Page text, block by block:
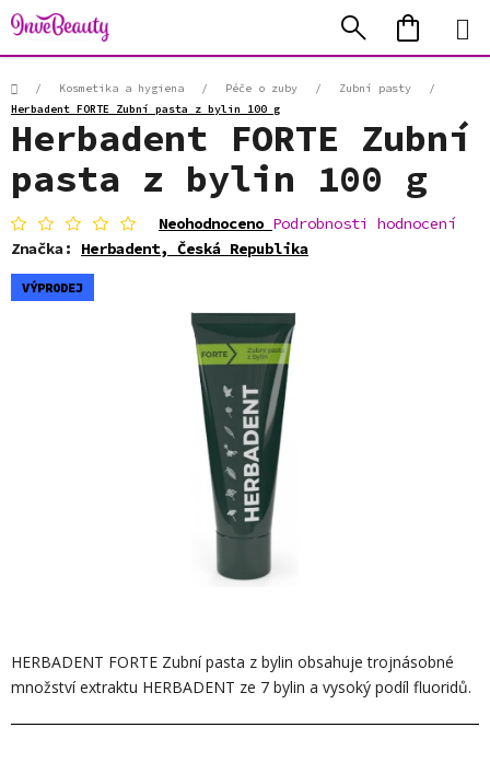
Přejít
na
obsah
Hledat
KOŠÍK
Domů/ Kosmetika a hygiena / Péče o zuby / Zubní pasty
/
Herbadent FORTE Zubní pasta z bylin 100 g
HERBADENT FORTE Zubní pasta z bylin obsahuje trojnásobné
množství extraktu HERBADENT ze 7 bylin a vysoký podíl fluoridů.
Herbadent FORTE Zubní
pasta z bylin 100 g
Průměrné
hodnocení
produktu
hvězdiček.
Neohodnoceno Podrobnosti hodnocení
Značka: Herbadent, Česká Republika
VÝPRODEJ